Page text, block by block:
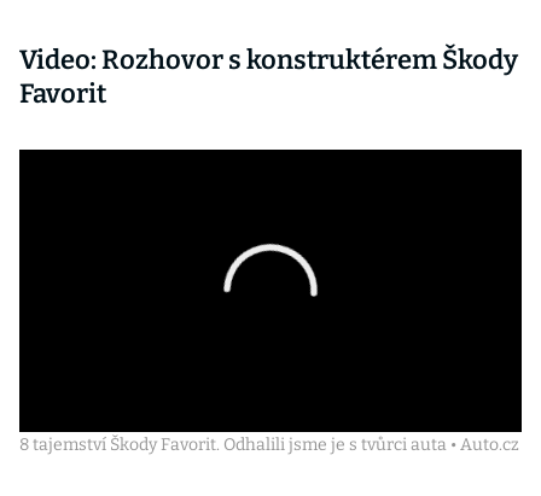
Video: Rozhovor s konstruktérem Škody
Favorit
8 tajemství Škody Favorit. Odhalili jsme je s tvůrci auta • Auto.cz